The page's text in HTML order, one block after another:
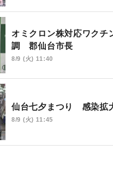
オミクロン株対応ワク
調 郡仙台市長
8/9 (火) 11:40
仙台七夕まつり 感染拡
8/9 (火) 11:45